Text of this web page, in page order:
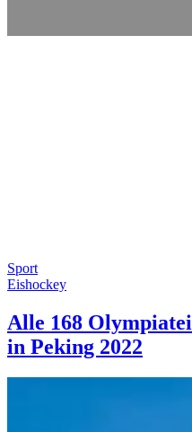
Sport
Eishockey
Alle 168
in Peking 2022